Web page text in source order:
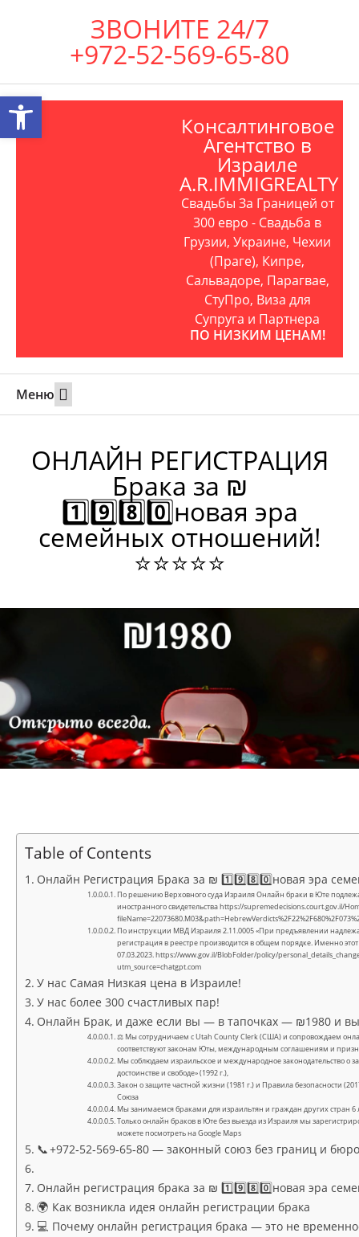
ЗВОНИТЕ 24/7
+972-52-569-65-80
Консалтинговое
Агентство в
Израиле
A.R.IMMIGREALTY
Свадьбы За Границей от
300 евро - Свадьба в
Грузии, Украине, Чехии
(Праге), Кипре,
Сальвадоре, Парагвае,
СтуПро, Виза для
Супруга и Партнера
ПО НИЗКИМ ЦЕНАМ!
Меню
ОНЛАЙН РЕГИСТРАЦИЯ
Брака за ₪
1️⃣9️⃣8️⃣0️⃣новая эра
семейных отношений!
⭐⭐⭐⭐⭐
Table of Contents
Онлайн Регистрация Брака за ₪ 1️⃣9️⃣8️⃣0️⃣новая эра
По решению Верховного суда Израиля Онлайн браки в Юте
иностранного свидетельства https://supremedecisions.court.gov.il/
По инструкции МВД Израиля 2.11.0005 «При предъявлении
регистрация в реестре производится в общем порядке. Именно
07.03.2023. https://www.gov.il/BlobFolder/policy/
utm_source=chatgpt.com
У нас Самая Низкая цена в Израиле!
У нас более 300 счастливых пар!
Онлайн Брак, и даже если вы — в тапочках — ₪1980 и
⚖ Мы сотрудничаем с Utah County Clerk (США) и сопровождаем
соответствуют законам Юты, международным соглашениям и
Мы соблюдаем израильское и международное законодательство
достоинстве и свободе» (1992 г.),
Закон о защите частной жизни (1981 г.) и Правила безопасности
Союза
Мы занимаемся браками для израильтян и граждан других стран 6
Только онлайн браков в Юте без выезда из Израиля мы
можете посмотреть на Google Maps
📞 +972‑52‑569‑65‑80 — законный союз без границ и
Онлайн регистрация брака за ₪ 1️⃣9️⃣8️⃣0️⃣новая эра
🌍 Как возникла идея онлайн регистрации брака
💻 Почему онлайн регистрация брака — это не
Открыть панель инструментов